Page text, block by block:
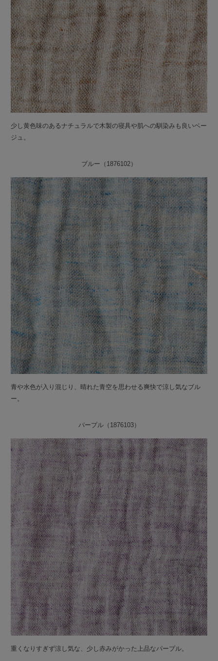
少し黄色味のあるナチュラルで木製の寝具や肌への馴染みも良いベー
ジュ。
ブルー（1876102）
青や水色が入り混じり、晴れた青空を思わせる爽快で涼し気なブル
ー。
パープル（1876103）
重くなりすぎず涼し気な、少し赤みがかった上品なパープル。